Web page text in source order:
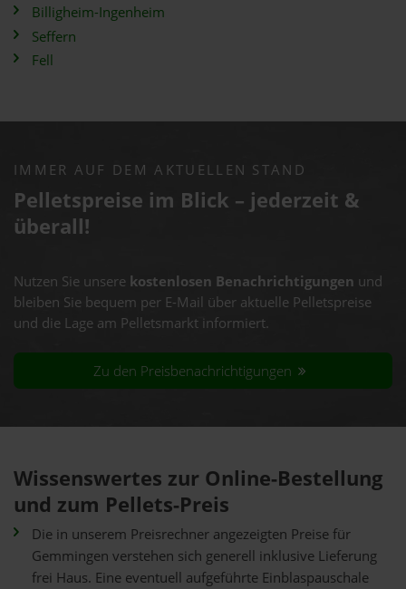
Billigheim-Ingenheim
Seffern
Fell
IMMER AUF DEM AKTUELLEN STAND
Pelletspreise im Blick – jederzeit &
überall!
Nutzen Sie unsere kostenlosen Benachrichtigungen und
bleiben Sie bequem per E-Mail über aktuelle Pelletspreise
und die Lage am Pelletsmarkt informiert.
Zu den Preisbenachrichtigungen
Wissenswertes zur Online-Bestellung
und zum Pellets-Preis
Die in unserem Preisrechner angezeigten Preise für
Gemmingen verstehen sich generell inklusive Lieferung
frei Haus. Eine eventuell aufgeführte Einblaspauschale